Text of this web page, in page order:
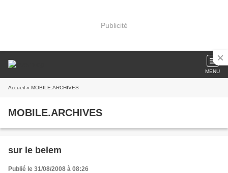
Publicité
MENU
Accueil » MOBILE.ARCHIVES
MOBILE.ARCHIVES
sur le belem
Publié le 31/08/2008 à 08:26